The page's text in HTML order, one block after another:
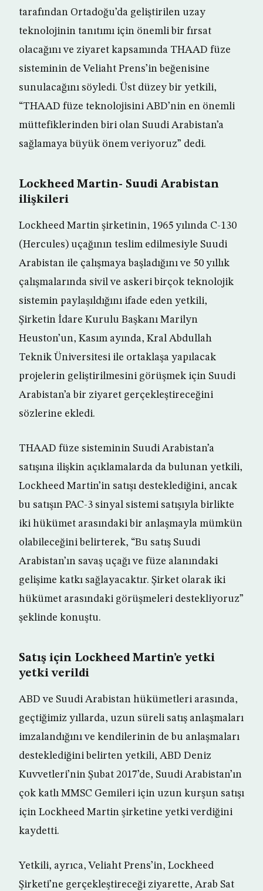
tarafından Ortadoğu’da geliştirilen uzay
teknolojinin tanıtımı için önemli bir fırsat
olacağını ve ziyaret kapsamında THAAD füze
sisteminin de Veliaht Prens’in beğenisine
sunulacağını söyledi. Üst düzey bir yetkili,
“THAAD füze teknolojisini ABD’nin en önemli
müttefiklerinden biri olan Suudi Arabistan’a
sağlamaya büyük önem veriyoruz” dedi.
Lockheed Martin- Suudi Arabistan
ilişkileri
Lockheed Martin şirketinin, 1965 yılında C-130
(Hercules) uçağının teslim edilmesiyle Suudi
Arabistan ile çalışmaya başladığını ve 50 yıllık
çalışmalarında sivil ve askeri birçok teknolojik
sistemin paylaşıldığını ifade eden yetkili,
Şirketin İdare Kurulu Başkanı Marilyn
Heuston’un, Kasım ayında, Kral Abdullah
Teknik Üniversitesi ile ortaklaşa yapılacak
projelerin geliştirilmesini görüşmek için Suudi
Arabistan’a bir ziyaret gerçekleştireceğini
sözlerine ekledi.
THAAD füze sisteminin Suudi Arabistan’a
satışına ilişkin açıklamalarda da bulunan yetkili,
Lockheed Martin’in satışı desteklediğini, ancak
bu satışın PAC-3 sinyal sistemi satışıyla birlikte
iki hükümet arasındaki bir anlaşmayla mümkün
olabileceğini belirterek, “Bu satış Suudi
Arabistan’ın savaş uçağı ve füze alanındaki
gelişime katkı sağlayacaktır. Şirket olarak iki
hükümet arasındaki görüşmeleri destekliyoruz”
şeklinde konuştu.
Satış için Lockheed Martin’e yetki
yetki verildi
ABD ve Suudi Arabistan hükümetleri arasında,
geçtiğimiz yıllarda, uzun süreli satış anlaşmaları
imzalandığını ve kendilerinin de bu anlaşmaları
desteklediğini belirten yetkili, ABD Deniz
Kuvvetleri’nin Şubat 2017’de, Suudi Arabistan’ın
çok katlı MMSC Gemileri için uzun kurşun satışı
için Lockheed Martin şirketine yetki verdiğini
kaydetti.
Yetkili, ayrıca, Veliaht Prens’in, Lockheed
Şirketi’ne gerçekleştireceği ziyarette, Arab Sat